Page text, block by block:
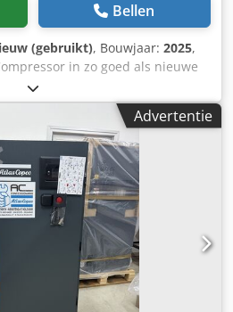
Bellen
(gebruikt), Bouwjaar: 2025,
in zo goed als nieuwe
slechts 2000 draaiuren. Wij zijn
volgens prijslijst: € 32.074.
kenmerken: Max. druk:
20 pk Debiet: 2940 liter/minuut
Advertentie